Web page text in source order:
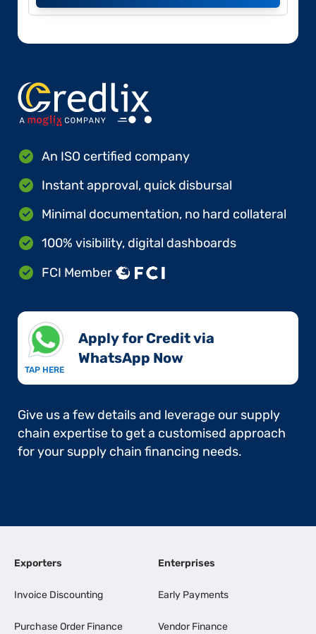
An ISO certified company
Instant approval, quick disbursal
Minimal documentation, no hard collateral
100% visibility, digital dashboards
FCI Member
TAP HERE
Apply for Credit via
WhatsApp Now​
Give us a few details and leverage our supply
chain expertise to get a customised approach
for your supply chain financing needs.
Exporters
Invoice Discounting
Purchase Order Finance
Enterprises
Early Payments
Vendor Finance